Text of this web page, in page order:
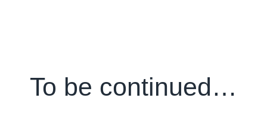
To be continued…